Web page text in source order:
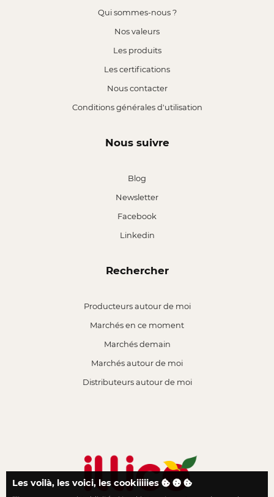
Qui sommes-nous ?
Nos valeurs
Les produits
Les certifications
Nous contacter
Conditions générales d'utilisation
Nous suivre
Blog
Newsletter
Facebook
Linkedin
Rechercher
Producteurs autour de moi
Marchés en ce moment
Marchés demain
Marchés autour de moi
Distributeurs autour de moi
Les voilà, les voici, les cookiiiiies